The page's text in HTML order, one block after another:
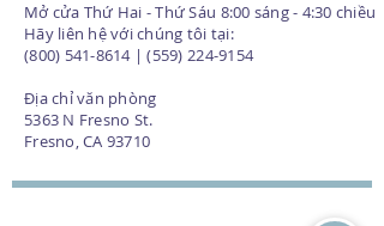
Mở cửa Thứ Hai - Thứ Sáu 8:00 sáng - 4:30 chiều
Hãy liên hệ với chúng tôi tại:
(800) 541-8614 | (559) 224-9154
Địa chỉ văn phòng
5363 N Fresno St.
Fresno, CA 93710